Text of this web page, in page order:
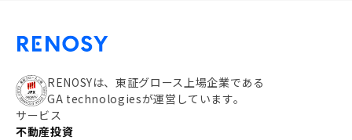
RENOSYは、東証グロース上場企業である
GA technologiesが運営しています。
サービス
不動産投資